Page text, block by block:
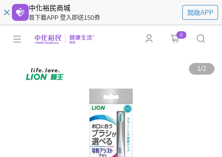
中化裕民商城
首下載APP 登入即送150券
開啟APP
0
1/2